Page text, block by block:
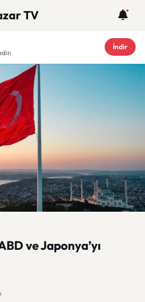
TV
İndir
ve Japonya’yı